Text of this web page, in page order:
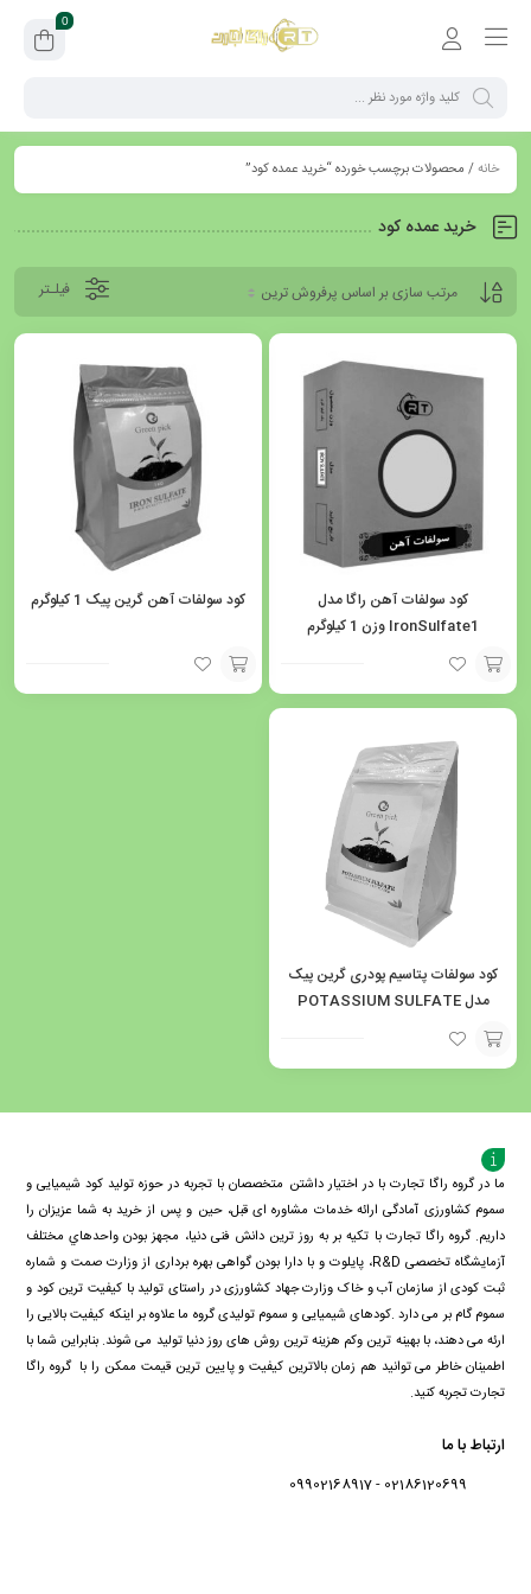
0
خانه/ محصولات برچسب خورده “خرید عمده کود”
خرید عمده کود
فیلـتر
کود سولفات آهن راگا مدل
IronSulfate1 وزن 1 کیلوگرم
افزودن
کود سولفات آهن گرین پیک 1 کیلوگرم
افزودن
کود سولفات پتاسیم پودری گرین پیک
مدل POTASSIUM SULFATE
1000 وزن یک کیلوگرم
افزودن
به
سبد
ما در گروه راگا تجارت با در اختیار داشتن متخصصان با تجربه در حوزه تولید کود شیمیایی و
سموم کشاورزی آمادگی ارائه خدمات مشاوره ای قبل، حین و پس از خرید به شما عزیزان را
داریم. گروه راگا تجارت با تكيه بر به روز ترین دانش فنی دنيا، مجهز بودن واحدهاي مختلف
آزمايشگاه تخصصی R&D، پايلوت و با دارا بودن گواهی بهره برداری از وزارت صمت و شماره
ثبت کودی از سازمان آب و خاک وزارت جهاد کشاورزی در راستای تولید با کیفیت ترین کود و
سموم گام بر می دارد .کودهای شیمیایی و سموم تولیدی گروه ما علاوه بر اینکه کیفیت بالایی را
ارئه می دهند، با بهینه ترین وکم هزینه ترین روش های روز دنیا تولید می شوند. بنابراین شما با
اطمینان خاطر می توانید هم زمان بالاترین کیفیت و پایین ترین قیمت ممکن را با گروه راگا
تجارت تجربه کنید.
ارتباط با ما
02186120699 - 09902168917